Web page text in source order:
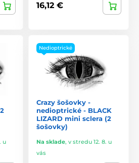
16,12 €
u
Nedioptrické
Crazy šošovky -
nedioptrické - BLACK
LIZARD mini sclera (2
šošovky)
Na sklade, v stredu 12. 8. u
vás